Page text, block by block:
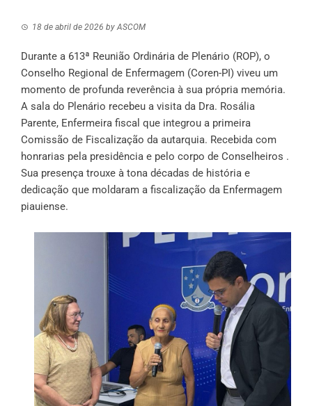
18 de abril de 2026 byASCOM
Durante a 613ª Reunião Ordinária de Plenário (ROP), o
Conselho Regional de Enfermagem (Coren-PI) viveu um
momento de profunda reverência à sua própria memória.
A sala do Plenário recebeu a visita da Dra. Rosália
Parente, Enfermeira fiscal que integrou a primeira
Comissão de Fiscalização da autarquia. Recebida com
honrarias pela presidência e pelo corpo de Conselheiros .
Sua presença trouxe à tona décadas de história e
dedicação que moldaram a fiscalização da Enfermagem
piauiense.